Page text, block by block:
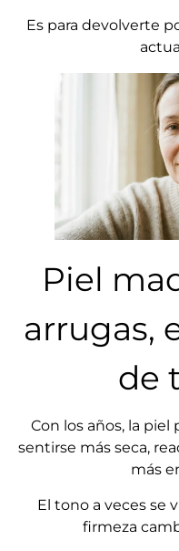
Es para devolverte
Piel
arrugas,
de
Con los años, la
sentirse más seca,
más
El tono a veces se
firmeza